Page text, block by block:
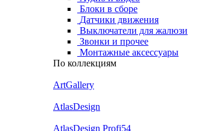
Блоки в сборе
Датчики движения
Выключатели для жалюзи
Звонки и прочее
Монтажные аксессуары
По коллекциям
ArtGallery
AtlasDesign
AtlasDesign Profi54